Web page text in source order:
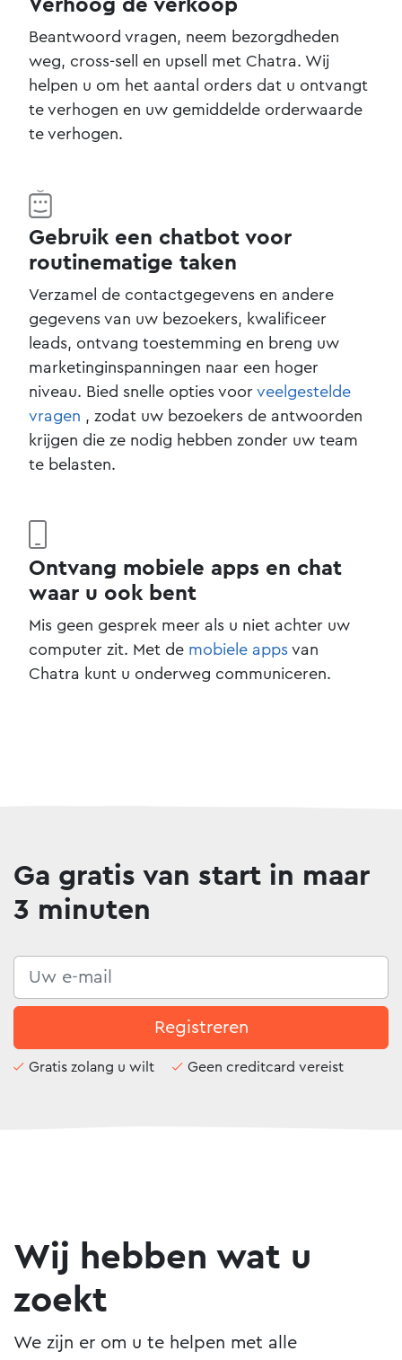
Verhoog de verkoop
Beantwoord vragen, neem bezorgdheden
weg, cross-sell en upsell met Chatra. Wij
helpen u om het aantal orders dat u ontvangt
te verhogen en uw gemiddelde orderwaarde
te verhogen.
Gebruik een chatbot voor
routinematige taken
Verzamel de contactgegevens en andere
gegevens van uw bezoekers, kwalificeer
leads, ontvang toestemming en breng uw
marketinginspanningen naar een hoger
niveau. Bied snelle opties voor veelgestelde
vragen , zodat uw bezoekers de antwoorden
krijgen die ze nodig hebben zonder uw team
te belasten.
Ontvang mobiele apps en chat
waar u ook bent
Mis geen gesprek meer als u niet achter uw
computer zit. Met de mobiele apps van
Chatra kunt u onderweg communiceren.
Ga gratis van start in maar
3 minuten
Registreren
Gratis zolang u wilt Geen creditcard vereist
Wij hebben wat u
zoekt
We zijn er om u te helpen met alle